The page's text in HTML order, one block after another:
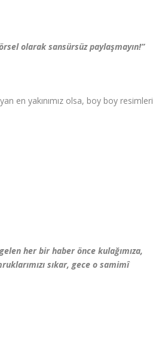
olarak sansürsüz paylaşmayın!”
en yakınımız olsa, boy boy resimleri
her bir haber önce kulağımıza,
sıkar, gece o samimî